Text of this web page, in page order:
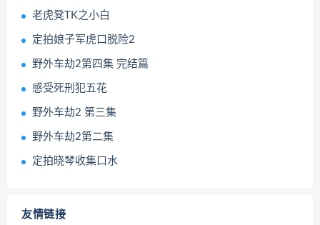
老虎凳TK之小白
定拍娘子军虎口脱险2
野外车劫2第四集 完结篇
感受死刑犯五花
野外车劫2 第三集
野外车劫2第二集
定拍晓琴收集口水
友情链接